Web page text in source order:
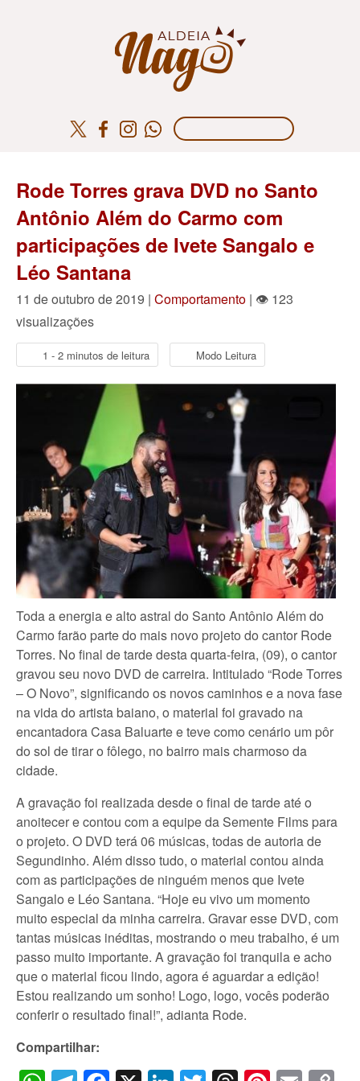
Rode Torres grava DVD no Santo
Antônio Além do Carmo com
participações de Ivete Sangalo e
Léo Santana
11 de outubro de 2019 | Comportamento | 👁 123
visualizações
1 - 2 minutos de leitura Modo Leitura
Toda a energia e alto astral do Santo Antônio Além do
Carmo farão parte do mais novo projeto do cantor Rode
Torres. No final de tarde desta quarta-feira, (09), o cantor
gravou seu novo DVD de carreira. Intitulado “Rode Torres
– O Novo”, significando os novos caminhos e a nova fase
na vida do artista baiano, o material foi gravado na
encantadora Casa Baluarte e teve como cenário um pôr
do sol de tirar o fôlego, no bairro mais charmoso da
cidade.
A gravação foi realizada desde o final de tarde até o
anoitecer e contou com a equipe da Semente Films para
o projeto. O DVD terá 06 músicas, todas de autoria de
Segundinho. Além disso tudo, o material contou ainda
com as participações de ninguém menos que Ivete
Sangalo e Léo Santana. “Hoje eu vivo um momento
muito especial da minha carreira. Gravar esse DVD, com
tantas músicas inéditas, mostrando o meu trabalho, é um
passo muito importante. A gravação foi tranquila e acho
que o material ficou lindo, agora é aguardar a edição!
Estou realizando um sonho! Logo, logo, vocês poderão
conferir o resultado final!”, adianta Rode.
Compartilhar: